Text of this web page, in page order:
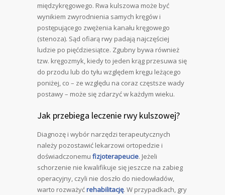
międzykręgowego. Rwa kulszowa może być
wynikiem zwyrodnienia samych kręgów i
postępującego zwężenia kanału kręgowego
(stenoza). Sąd ofiarą rwy padają najczęściej
ludzie po pięćdziesiątce. Zgubny bywa również
tzw. kręgozmyk, kiedy to jeden krąg przesuwa się
do przodu lub do tyłu względem kręgu leżącego
poniżej, co – ze względu na coraz częstsze wady
postawy – może się zdarzyć w każdym wieku.
Jak przebiega leczenie rwy kulszowej?
Diagnozę i wybór narzędzi terapeutycznych
należy pozostawić lekarzowi ortopedzie i
doświadczonemu fizjoterapeucie. Jeżeli
schorzenie nie kwalifikuje się jeszcze na zabieg
operacyjny, czyli nie doszło do niedowładów,
warto rozważyćrehabilitację. W przypadkach, gry